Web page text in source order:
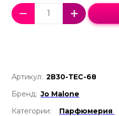
Артикул: 2В30-ТЕС-68
Бренд: Jo Malone
Категории:
Парфюмерия